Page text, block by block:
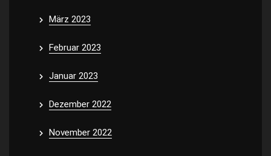
März 2023
Februar 2023
Januar 2023
Dezember 2022
November 2022